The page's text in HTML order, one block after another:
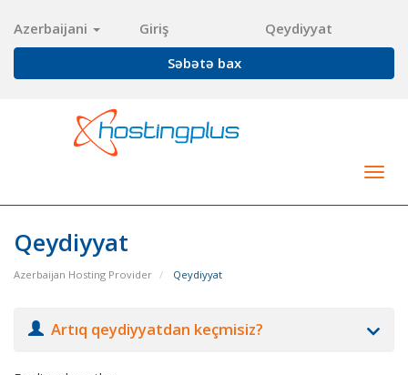
Azerbaijani Giriş
Qeydiyyat
Səbətə bax
Qeydiyyat
Azerbaijan Hosting Provider Qeydiyyat
Artıq qeydiyyatdan keçmisiz?